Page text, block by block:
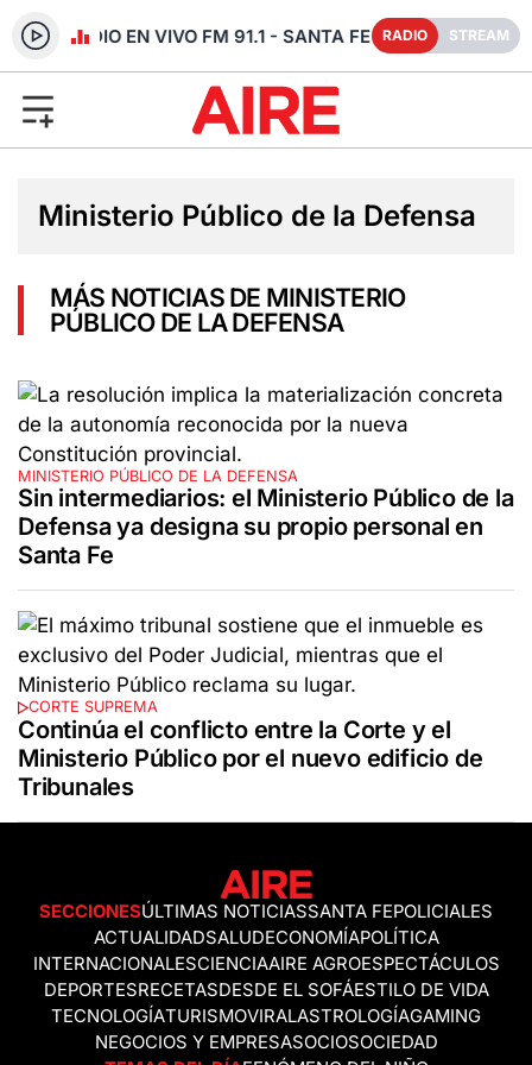
RADIO EN VIVO FM 91.1 - SANTA FE RADIO STREAM
Ministerio Público de la Defensa
MÁS NOTICIAS DE MINISTERIO
PÚBLICO DE LA DEFENSA
MINISTERIO PÚBLICO DE LA DEFENSA
Sin intermediarios: el Ministerio Público de la
Defensa ya designa su propio personal en
Santa Fe
CORTE SUPREMA
Continúa el conflicto entre la Corte y el
Ministerio Público por el nuevo edificio de
Tribunales
SECCIONESÚLTIMAS NOTICIASSANTA FEPOLICIALES
ACTUALIDADSALUDECONOMÍAPOLÍTICA
INTERNACIONALESCIENCIAAIRE AGROESPECTÁCULOS
DEPORTESRECETASDESDE EL SOFÁESTILO DE VIDA
TECNOLOGÍATURISMOVIRALASTROLOGÍAGAMING
NEGOCIOS Y EMPRESASOCIOSOCIEDAD